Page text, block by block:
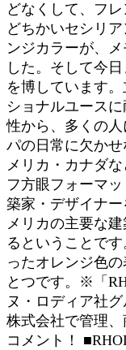
どなくして、フ
どちかいセシリ
ンジカラーが、
した。そして今
を博しています
ショナルユース
性から、多くの
パの日常に欠か
メリカ・カナダ
フ方眼フォーマ
築家・デザイナ
メリカの主要な
るということで
ったオレンジ色
とつです。※「
ヌ・ロディア社
株式会社で管理
コメント！